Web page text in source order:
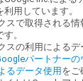
用しています。
スで取得される
。
スの利用による
パートナー
るデータ使用 をご